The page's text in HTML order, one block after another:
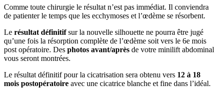
Comme toute chirurgie le résultat n’est pas immédiat. Il conviendra
de patienter le temps que les ecchymoses et l’œdème se résorbent.
Le résultat définitifsur la nouvelle silhouette ne pourra être jugé
qu’une fois la résorption complète de l’œdème soit vers le 6e mois
post opératoire. Des photos avant/après de votre minilift abdominal
vous seront montrées.
Le résultat définitif pour la cicatrisation sera obtenu vers 12 à 18
mois postopératoire avec une cicatrice blanche et fine dans l’idéal.